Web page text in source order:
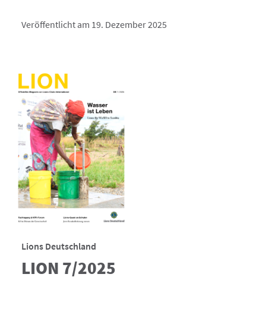
Veröffentlicht am 19. Dezember 2025
Lions Deutschland
LION 7/2025